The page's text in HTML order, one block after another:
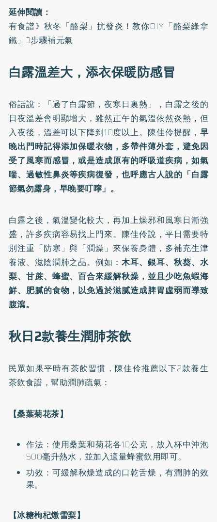
延伸閱讀：
有食譜》秋冬「酪梨」抗發炎！教你DIY「酪梨綠拿
鐵」3步驟補元氣
白露溫差大，添衣保暖防感冒
俗話說：「過了白露節，夜寒日裏熱」，白露之後的
日夜溫差會明顯增大，雖然正午的氣溫依然炎熱，但
入夜後，溫差可以下降到10度以上。陳佳伶提醒， 早
晚出門時記得添加保暖衣物，多帶件薄外套，避免因
受了風寒而感冒，或是造成原有的呼吸道疾病，如氣
喘、過敏性鼻炎等疾病復發，也呼應古人說的「白露
節氣勿露身，早晚要叮嚀」。
白露之後，氣溫變化較大，再加上燥邪和風寒日漸強
盛，許多疾病容易找上門來。陳佳伶說，平日需要特
別注重「防寒」與「潤燥」來保養身體，多補充生津
養液、滋陰潤肺之品。例如：木耳、銀耳、秋葵、水
梨、甘蔗、蜂蜜、百合來緩解秋燥，並且少吃魚蝦海
鮮、肥膩的食物，以免過於滋膩造成脾胃虛弱而導致
腹瀉。
秋日2款養生潤肺茶飲
民眾如果平時有茶飲習慣，陳佳伶推薦以下2款養生
茶飲食譜，幫助潤肺疏氣：
【桑葉菊花茶】
作法：使用桑葉和菊花各10公克，放入杯中沖泡
500毫升熱水，並加入適量蜂蜜飲用即可。
功效：可緩解秋燥造成的口乾舌燥，有潤肺的效
果。
【冰糖枸杞燉雪梨】